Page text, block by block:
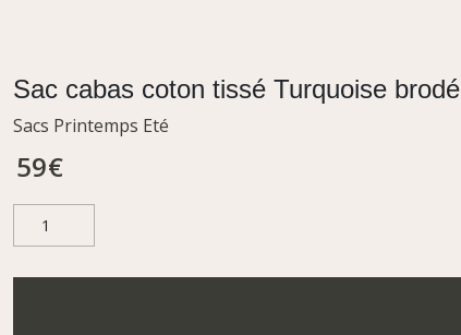
Sac cabas coton tissé Turquoise brodé
Sacs Printemps Eté
59€